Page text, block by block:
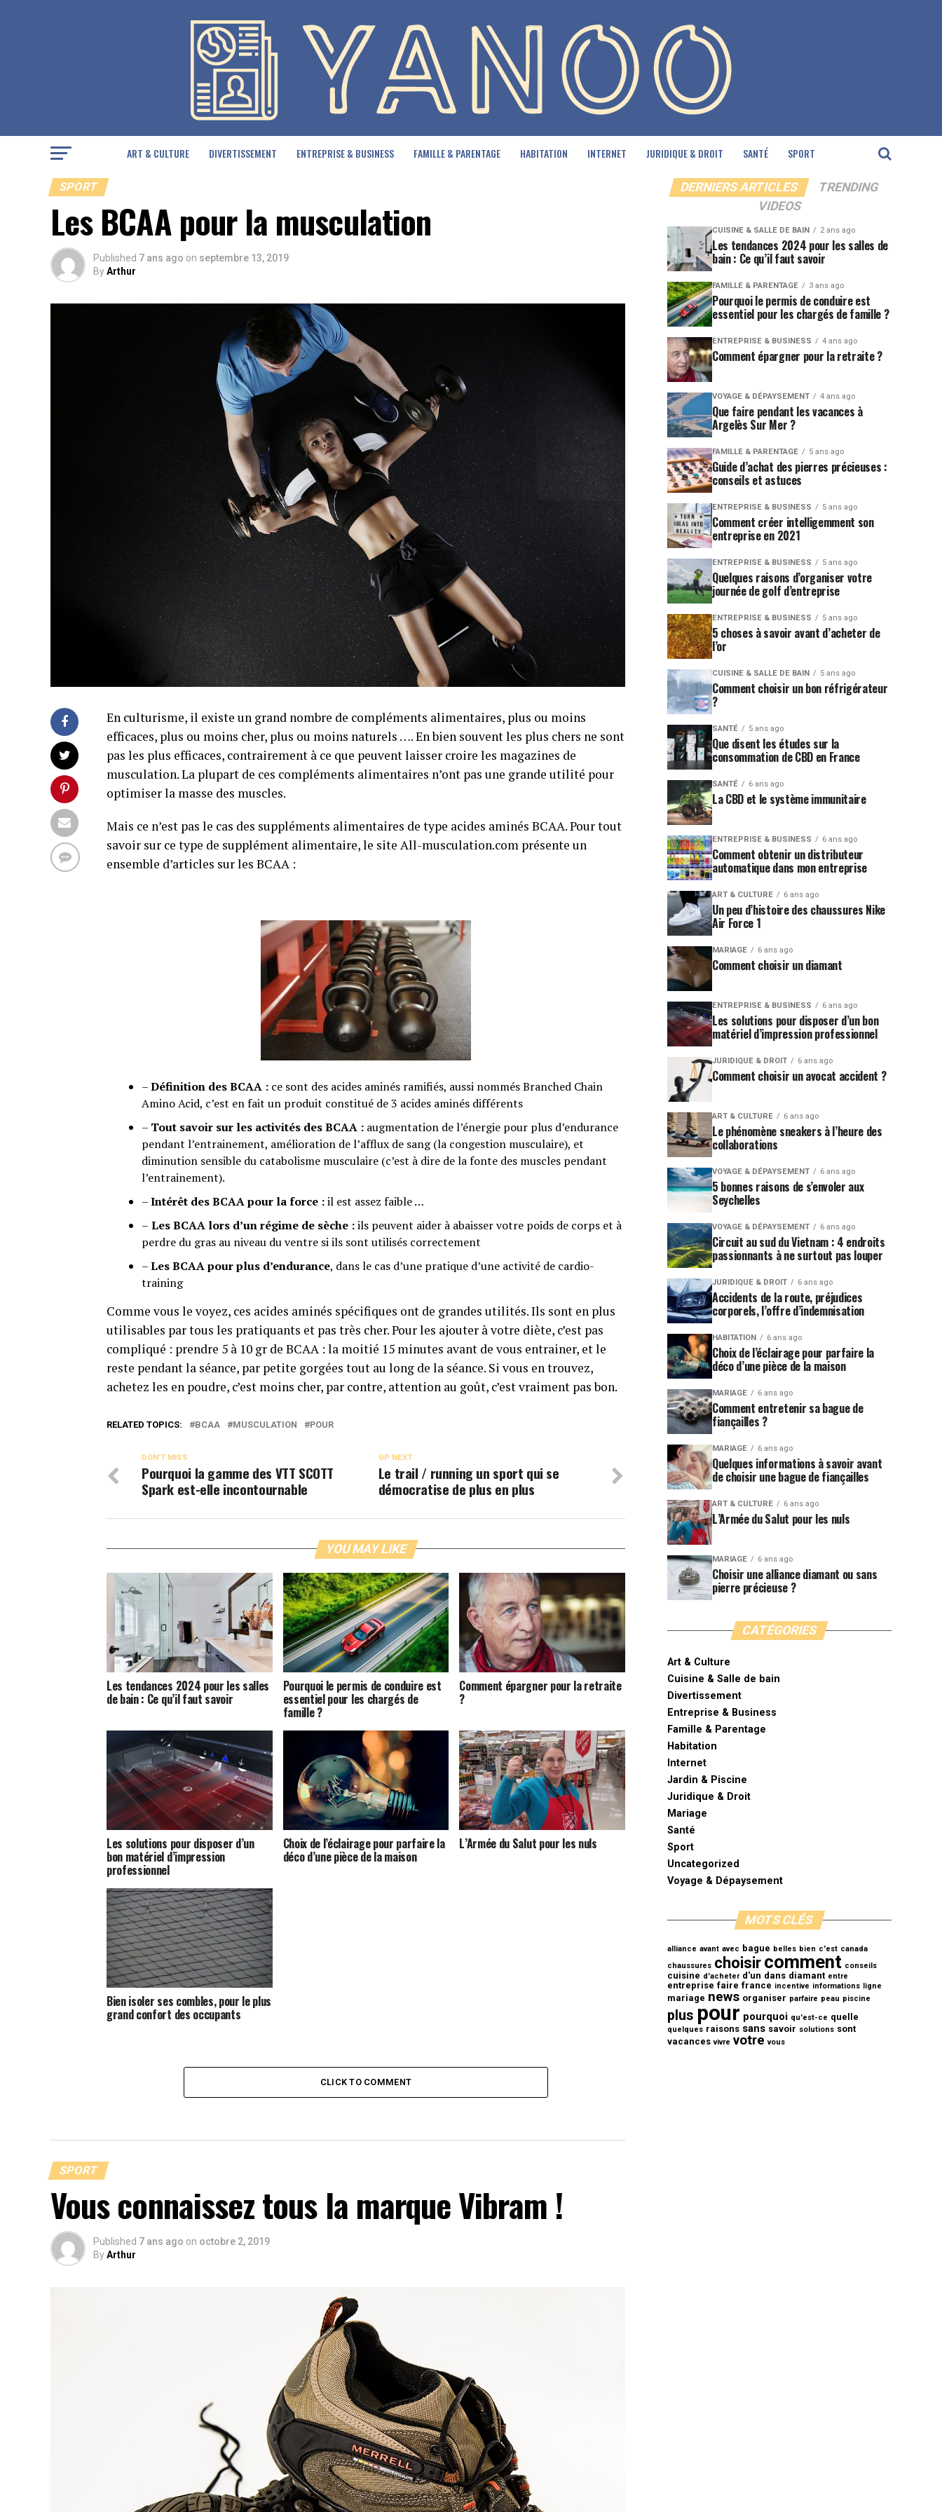
ART & CULTURE DIVERTISSEMENT ENTREPRISE & BUSINESS FAMILLE & PARENTAGE HABITATION INTERNET JURIDIQUE & DROIT SANTÉ SPORT
SPORT
Les BCAA pour la musculation
Published 7 ans ago on septembre 13, 2019
ByArthur
En culturisme, il existe un grand nombre de compléments alimentaires, plus ou moins
efficaces, plus ou moins cher, plus ou moins naturels …. En bien souvent les plus chers ne sont
pas les plus efficaces, contrairement à ce que peuvent laisser croire les magazines de
musculation. La plupart de ces compléments alimentaires n’ont pas une grande utilité pour
optimiser la masse des muscles.
Mais ce n’est pas le cas des suppléments alimentaires de type acides aminés BCAA. Pour tout
savoir sur ce type de supplément alimentaire, le site All-musculation.com présente un
ensemble d’articles sur les BCAA :
–Définition des BCAA : ce sont des acides aminés ramifiés, aussi nommés Branched Chain
Amino Acid, c’est en fait un produit constitué de 3 acides aminés différents
– Tout savoir sur les activités des BCAA : augmentation de l’énergie pour plus d’endurance
pendant l’entrainement, amélioration de l’afflux de sang (la congestion musculaire), et
diminution sensible du catabolisme musculaire (c’est à dire de la fonte des muscles pendant
l’entrainement).
–Intérêt des BCAA pour la force :il est assez faible …
– Les BCAA lors d’un régime de sèche :ils peuvent aider à abaisser votre poids de corps et à
perdre du gras au niveau du ventre si ils sont utilisés correctement
–Les BCAA pour plus d’endurance, dans le cas d’une pratique d’une activité de cardio-
training
Comme vous le voyez, ces acides aminés spécifiques ont de grandes utilités. Ils sont en plus
utilisables par tous les pratiquants et pas très cher. Pour les ajouter à votre diète, c’est pas
compliqué : prendre 5 à 10 gr de BCAA : la moitié 15 minutes avant de vous entrainer, et le
reste pendant la séance, par petite gorgées tout au long de la séance. Si vous en trouvez,
achetez les en poudre, c’est moins cher, par contre, attention au goût, c’est vraiment pas bon.
RELATED TOPICS: BCAA MUSCULATION POUR
UP NEXT
Le trail / running un sport qui se
démocratise de plus en plus
DON'T MISS
Pourquoi la gamme des VTT SCOTT
Spark est-elle incontournable
YOU MAY LIKE
Les tendances 2024 pour les salles
de bain : Ce qu’il faut savoir
Pourquoi le permis de conduire est
essentiel pour les chargés de
famille ?
Comment épargner pour la retraite
?
Les solutions pour disposer d’un
bon matériel d’impression
professionnel
Choix de l’éclairage pour parfaire la
déco d’une pièce de la maison
L’Armée du Salut pour les nuls
Bien isoler ses combles, pour le plus
grand confort des occupants
CLICK TO COMMENT
SPORT
Vous connaissez tous la marque Vibram !
Published 7 ans ago on octobre 2, 2019
ByArthur
DERNIERS ARTICLES
TRENDING
VIDEOS
CUISINE & SALLE DE BAIN 2 ans ago
Les tendances 2024 pour les salles de
bain : Ce qu’il faut savoir
FAMILLE & PARENTAGE 3 ans ago
Pourquoi le permis de conduire est
essentiel pour les chargés de famille ?
ENTREPRISE & BUSINESS 4 ans ago
Comment épargner pour la retraite ?
VOYAGE & DÉPAYSEMENT 4 ans ago
Que faire pendant les vacances à
Argelès Sur Mer ?
FAMILLE & PARENTAGE 5 ans ago
Guide d’achat des pierres précieuses :
conseils et astuces
ENTREPRISE & BUSINESS 5 ans ago
Comment créer intelligemment son
entreprise en 2021
ENTREPRISE & BUSINESS 5 ans ago
Quelques raisons d’organiser votre
journée de golf d’entreprise
ENTREPRISE & BUSINESS 5 ans ago
5 choses à savoir avant d’acheter de
l’or
CUISINE & SALLE DE BAIN 5 ans ago
Comment choisir un bon réfrigérateur
?
SANTÉ 5 ans ago
Que disent les études sur la
consommation de CBD en France
SANTÉ 6 ans ago
La CBD et le système immunitaire
ENTREPRISE & BUSINESS 6 ans ago
Comment obtenir un distributeur
automatique dans mon entreprise
ART & CULTURE 6 ans ago
Un peu d’histoire des chaussures Nike
Air Force 1
MARIAGE 6 ans ago
Comment choisir un diamant
ENTREPRISE & BUSINESS 6 ans ago
Les solutions pour disposer d’un bon
matériel d’impression professionnel
JURIDIQUE & DROIT 6 ans ago
Comment choisir un avocat accident ?
ART & CULTURE 6 ans ago
Le phénomène sneakers à l’heure des
collaborations
VOYAGE & DÉPAYSEMENT 6 ans ago
5 bonnes raisons de s’envoler aux
Seychelles
VOYAGE & DÉPAYSEMENT 6 ans ago
Circuit au sud du Vietnam : 4 endroits
passionnants à ne surtout pas louper
JURIDIQUE & DROIT 6 ans ago
Accidents de la route, préjudices
corporels, l’offre d’indemnisation
HABITATION 6 ans ago
Choix de l’éclairage pour parfaire la
déco d’une pièce de la maison
MARIAGE 6 ans ago
Comment entretenir sa bague de
fiançailles ?
MARIAGE 6 ans ago
Quelques informations à savoir avant
de choisir une bague de fiançailles
ART & CULTURE 6 ans ago
L’Armée du Salut pour les nuls
MARIAGE 6 ans ago
Choisir une alliance diamant ou sans
pierre précieuse ?
CATÉGORIES
Art & Culture
Cuisine & Salle de bain
Divertissement
Entreprise & Business
Famille & Parentage
Habitation
Internet
Jardin & Piscine
Juridique & Droit
Mariage
Santé
Sport
Uncategorized
Voyage & Dépaysement
MOTS CLÉS
alliance avant avec bague belles bien c'est canada
chaussures choisircomment conseils
cuisine d'acheter d'un dans diamant entre
entreprise faire france incentive informations ligne
mariage news organiser parfaire peau piscine
plus pour pourquoi qu'est-ce quelle
quelques raisons sans savoir solutions sont
vacances vivre votre vous